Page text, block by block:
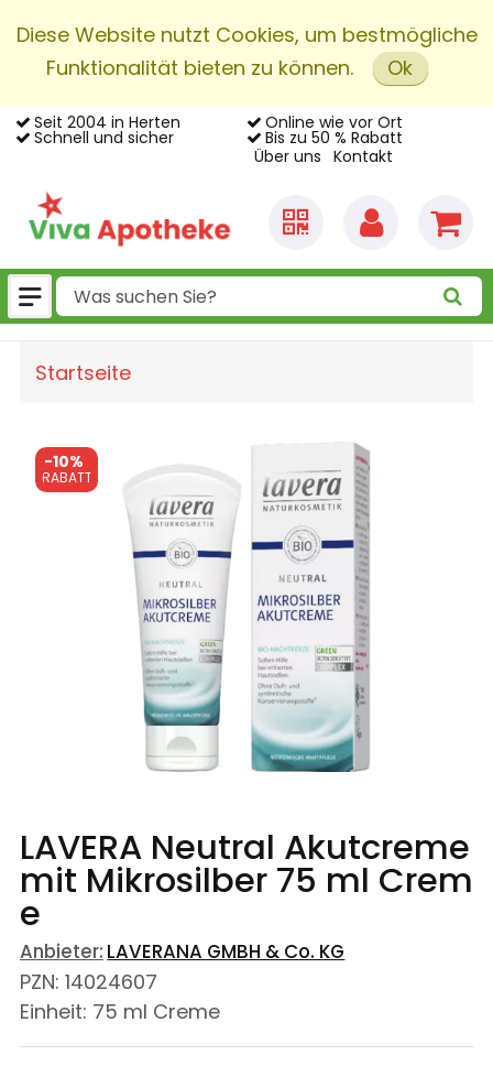
Diese Website nutzt Cookies, um bestmögliche
Funktionalität bieten zu können.
Ok
Seit 2004 in Herten Online wie vor Ort
Schnell und sicher
Bis zu 50 % Rabatt
Über uns Kontakt
Startseite
-10%
RABATT
LAVERA Neutral Akutcreme
mit Mikrosilber 75 ml Crem
e
Anbieter: LAVERANA GMBH & Co. KG
PZN: 14024607
Einheit: 75 ml Creme